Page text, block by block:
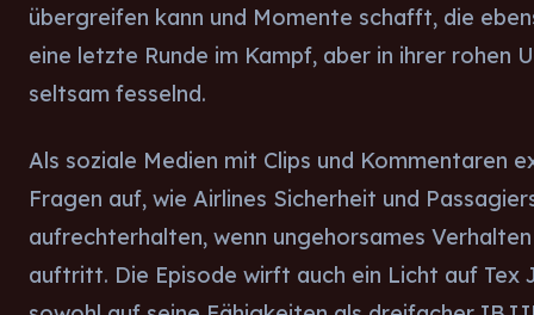
übergreifen kann und Momente schafft, die
eine letzte Runde im Kampf, aber in ihrer rohen
seltsam fesselnd.
Als soziale Medien mit Clips und Kommentaren
Fragen auf, wie Airlines Sicherheit und
aufrechterhalten, wenn ungehorsames
auftritt. Die Episode wirft auch ein Licht auf Tex